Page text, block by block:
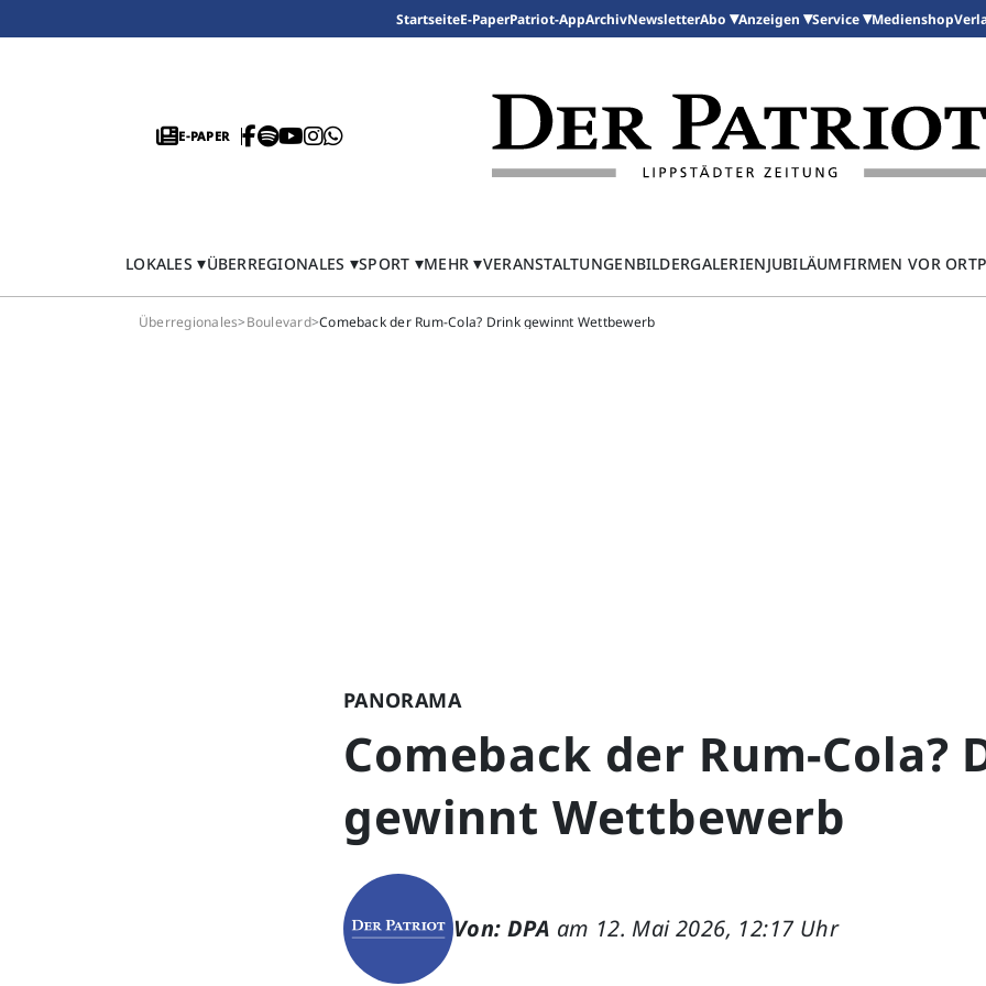
StartseiteE-PaperPatriot-AppArchivNewsletterAbo Anzeigen Service Medienshop
E-PAPER
LOKALES ÜBERREGIONALES SPORT MEHR VERANSTALTUNGENBILDERGALERIENJUBILÄUMFIRMEN VOR ORT
Überregionales>Boulevard>Comeback der Rum-Cola? Drink gewinnt Wettbewerb
PANORAMA
Comeback der Rum-Cola?
gewinnt Wettbewerb
Von: DPA am 12. Mai 2026, 12:17 Uhr